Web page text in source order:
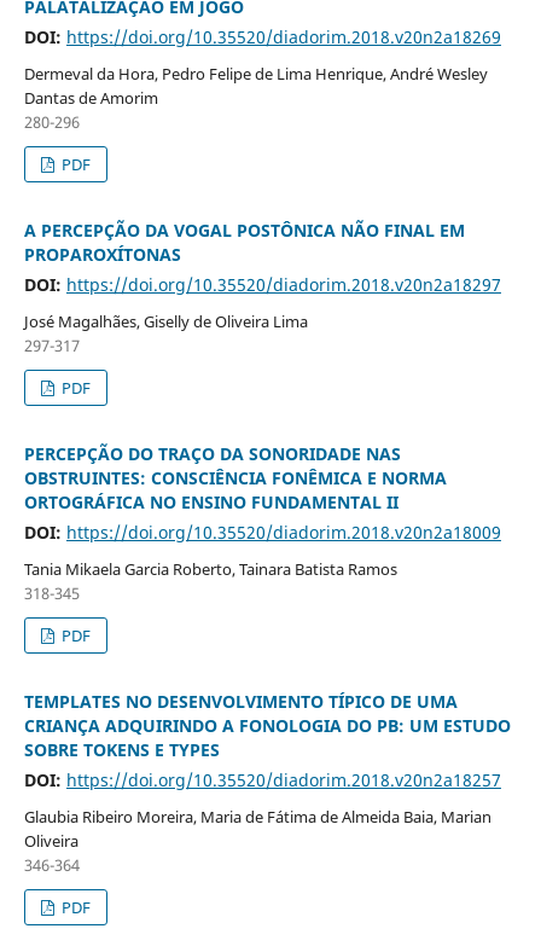
PALATALIZAÇÃO EM JOGO
DOI: https://doi.org/10.35520/diadorim.2018.v20n2a18269
Dermeval da Hora, Pedro Felipe de Lima Henrique, André Wesley
Dantas de Amorim
280-296
PDF
A PERCEPÇÃO DA VOGAL POSTÔNICA NÃO FINAL EM
PROPAROXÍTONAS
DOI: https://doi.org/10.35520/diadorim.2018.v20n2a18297
José Magalhães, Giselly de Oliveira Lima
297-317
PDF
PERCEPÇÃO DO TRAÇO DA SONORIDADE NAS
OBSTRUINTES: CONSCIÊNCIA FONÊMICA E NORMA
ORTOGRÁFICA NO ENSINO FUNDAMENTAL II
DOI: https://doi.org/10.35520/diadorim.2018.v20n2a18009
Tania Mikaela Garcia Roberto, Tainara Batista Ramos
318-345
PDF
TEMPLATES NO DESENVOLVIMENTO TÍPICO DE UMA
CRIANÇA ADQUIRINDO A FONOLOGIA DO PB: UM ESTUDO
SOBRE TOKENS E TYPES
DOI: https://doi.org/10.35520/diadorim.2018.v20n2a18257
Glaubia Ribeiro Moreira, Maria de Fátima de Almeida Baia, Marian
Oliveira
346-364
PDF